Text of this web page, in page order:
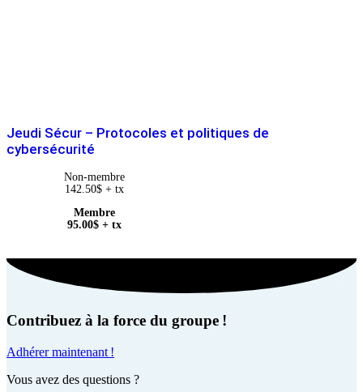
Jeudi Sécur – Protocoles et politiques de
cybersécurité
Non-membre
142.50$+ tx
Membre
95.00$+ tx
Contribuez à la force du groupe !
Adhérer maintenant !
Vous avez des questions ?